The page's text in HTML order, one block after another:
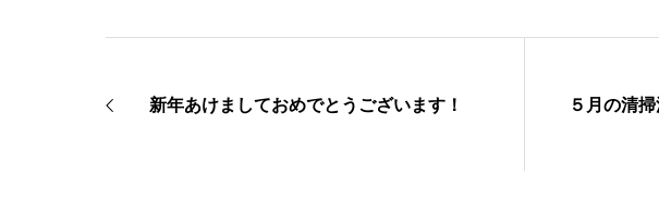
新年あけましておめでとうございます！ ５月の清掃